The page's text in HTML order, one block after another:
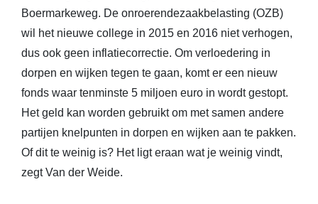
Boermarkeweg. De onroerendezaakbelasting (OZB)
wil het nieuwe college in 2015 en 2016 niet verhogen,
dus ook geen inflatiecorrectie. Om verloedering in
dorpen en wijken tegen te gaan, komt er een nieuw
fonds waar tenminste 5 miljoen euro in wordt gestopt.
Het geld kan worden gebruikt om met samen andere
partijen knelpunten in dorpen en wijken aan te pakken.
Of dit te weinig is? Het ligt eraan wat je weinig vindt,
zegt Van der Weide.